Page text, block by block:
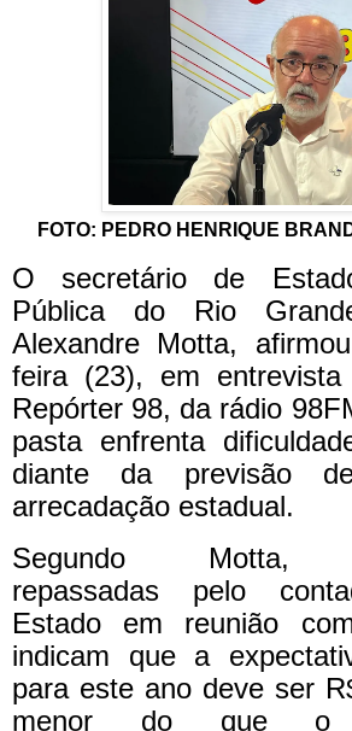
FOTO: PEDRO HENRIQUE
O secretário de
Pública do Rio
Alexandre Motta,
feira (23), em
Repórter 98, da rádio
pasta enfrenta
diante da previsão
arrecadação estadual.
Segundo Motta,
repassadas pelo
Estado em reunião
indicam que a
para este ano deve ser
menor do que o